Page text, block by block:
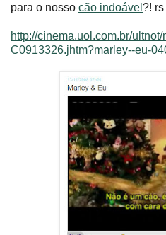
para o nosso cão indoável ?! rs
http://cinema.uol.com.br/
C0913326.jhtm?marley--eu-